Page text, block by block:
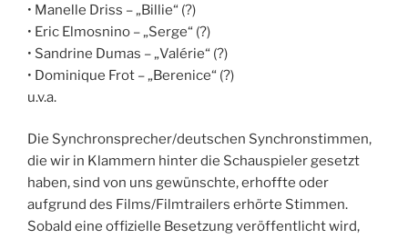
• Manelle Driss – „Billie“ (?)
• Eric Elmosnino – „Serge“ (?)
• Sandrine Dumas – „Valérie“ (?)
• Dominique Frot – „Berenice“ (?)
u.v.a.
Die Synchronsprecher/deutschen Synchronstimmen,
die wir in Klammern hinter die Schauspieler gesetzt
haben, sind von uns gewünschte, erhoffte oder
aufgrund des Films/Filmtrailers erhörte Stimmen.
Sobald eine offizielle Besetzung veröffentlicht wird,